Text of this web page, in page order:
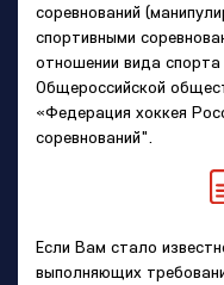
соревнований
спортивными
отношении вида
Общероссийской
«Федерация хоккея
соревнований".
Если Вам стало
выполняющих